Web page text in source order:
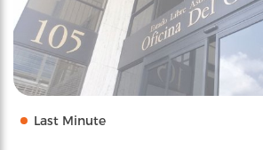
Last Minute